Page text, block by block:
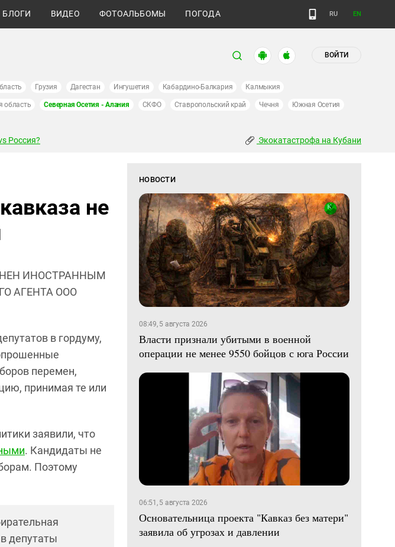
БЛОГИ ВИДЕО ФОТОАЛЬБОМЫ ПОГОДА RU EN
ВОЙТИ
Грузия Дагестан Ингушетия Кабардино-Балкария Калмыкия
область Северная Осетия - Алания СКФО Ставропольский край Чечня Южная Осетия
Россия? Экокатастрофа на Кубани
не
ИНОСТРАННЫМ
АГЕНТА ООО
в гордуму,
перемен,
принимая те или
заявили, что
. Кандидаты не
Поэтому
депутаты
НОВОСТИ
08:49, 5 августа 2026
Власти признали убитыми в военной
операции не менее 9550 бойцов с юга России
06:51, 5 августа 2026
Основательница проекта "Кавказ без матери"
заявила об угрозах и давлении